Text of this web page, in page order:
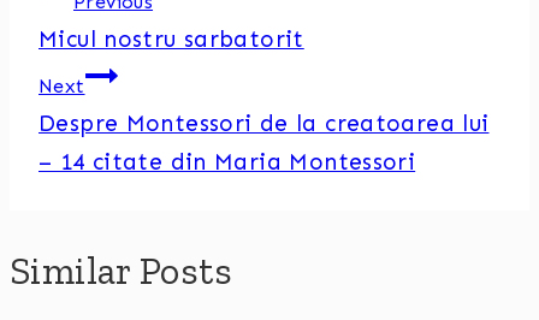
Micul nostru sarbatorit
Next
Despre Montessori de la creatoarea lui
– 14 citate din Maria Montessori
Similar Posts